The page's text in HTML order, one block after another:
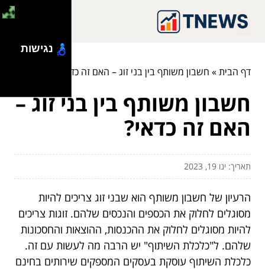
דף הבית» חשבון משותף בין בני זוג – האם זה כדאי?
חשבון משותף בין בני זוג –
האם זה כדאי?
תאריך: ינו 19, 2023
הרעיון של חשבון משותף הוא שבני זוג צריכים להיות
מסוגלים לחלוק את הכספים והנכסים שלהם. זוגות צריכים
להיות מסוגלים לחלוק את ההכנסות, ההוצאות והחסכונות
שלהם. ל"כלכלת השיתוף" יש הרבה מה לעשות עם זה.
כלכלת השיתוף עוסקת בעסקים המספקים שירותים בחינם
נגישות